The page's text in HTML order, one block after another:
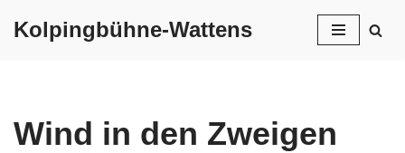
Kolpingbühne-Wattens
Wind in den Zweigen